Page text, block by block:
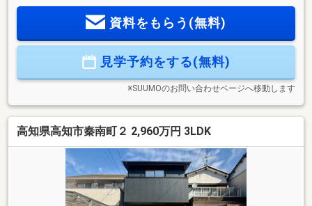
トワークや趣味に集中できる独立したテレワークルームを配
置・玄関のエントランスストレージやパントリー・床下収納
台可能なスペースを確保【周辺環境】・高知市立江陽小学
校 徒歩11分（807ｍ）・高知市立城東中学校 徒歩12分
資料をもらう(無料)
見学予約をする(無料)
※SUUMOのお問い合わせページへ移動します
高知県高知市秦南町２ 2,960万円 3LDK